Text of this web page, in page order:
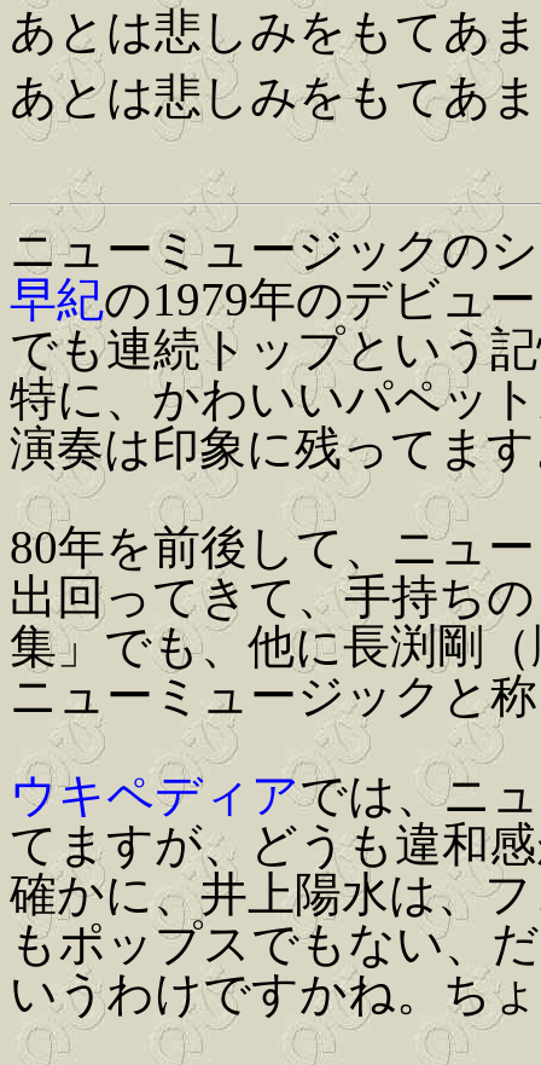
あとは悲しみをもてあ
あとは悲しみをもてあ
ニューミュージックの
早紀の1979年のデビュ
でも連続トップという
特に、かわいいパペッ
演奏は印象に残ってま
80年を前後して、ニュ
出回ってきて、手持ち
集」でも、他に長渕剛
ニューミュージックと
ウキペディアでは、ニ
てますが、どうも違和
確かに、井上陽水は、
もポップスでもない、
いうわけですかね。ち